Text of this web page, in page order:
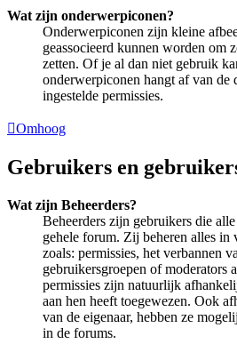
Wat zijn onderwerpiconen?
Onderwerpiconen zijn kleine
geassocieerd kunnen worden om
zetten. Of je al dan niet gebruik
onderwerpiconen hangt af van de
ingestelde permissies.
Omhoog
Gebruikers en
Wat zijn Beheerders?
Beheerders zijn gebruikers die
gehele forum. Zij beheren alles in
zoals: permissies, het verbannen
gebruikersgroepen of moderators
permissies zijn natuurlijk
aan hen heeft toegewezen. Ook
van de eigenaar, hebben ze
in de forums.